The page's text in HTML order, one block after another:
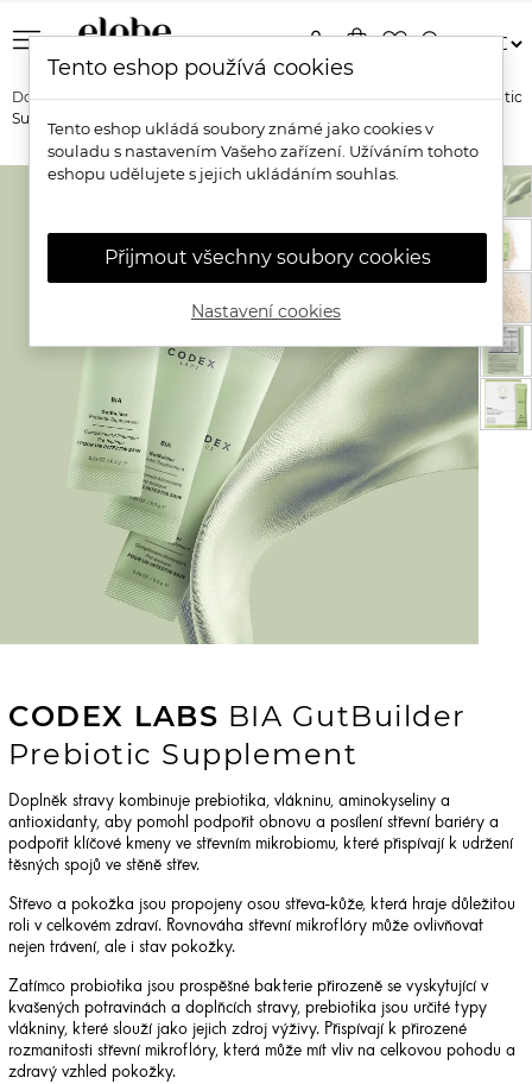
menu shopping_bagfavorite_bordersearch
person
Domů Značky Codex Labs
Codex Labs BIA GutBuilder Prebiotic
Supplement
CODEX LABS BIA GutBuilder
Prebiotic Supplement
Doplněk stravy kombinuje prebiotika, vlákninu, aminokyseliny a
antioxidanty, aby pomohl podpořit obnovu a posílení střevní bariéry a
podpořit klíčové kmeny ve střevním mikrobiomu, které přispívají k udržení
těsných spojů ve stěně střev.
Střevo a pokožka jsou propojeny osou střeva-kůže, která hraje důležitou
roli v celkovém zdraví. Rovnováha střevní mikroflóry může ovlivňovat
nejen trávení, ale i stav pokožky.
Zatímco probiotika jsou prospěšné bakterie přirozeně se vyskytující v
kvašených potravinách a doplňcích stravy, prebiotika jsou určité typy
vlákniny, které slouží jako jejich zdroj výživy. Přispívají k přirozené
rozmanitosti střevní mikroflóry, která může mít vliv na celkovou pohodu a
zdravý vzhled pokožky.
Tento eshop používá cookies
Tento eshop ukládá soubory známé jako cookies v
souladu s nastavením Vašeho zařízení. Užíváním tohoto
eshopu udělujete s jejich ukládáním souhlas.
Přijmout všechny soubory cookies
Nastavení cookies